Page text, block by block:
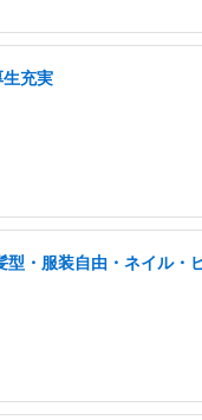
充実
型・服装自由・ネイル・